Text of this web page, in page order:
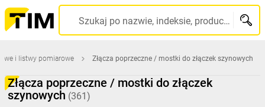
Szukaj po nazwie, indeksie, producencie, kodzie kreskowym...
i listwy pomiarowe Złącza poprzeczne / mostki do złączek szynowych
Złącza poprzeczne / mostki do złączek
szynowych (361)